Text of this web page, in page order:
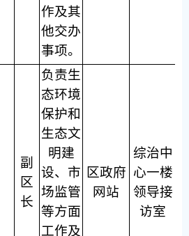
作及其
他交办
事项。
副
区
长
负责生
态环境
保护和
生态文
明建
设、市
场监管
等方面
工作及
区政府
网站
综治中
心一楼
领导接
访室